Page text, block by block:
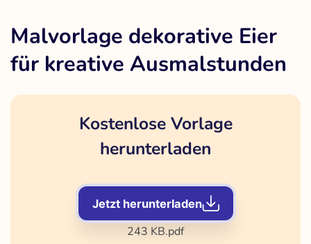
Malvorlage dekorative Eier
für kreative Ausmalstunden
Kostenlose Vorlage
herunterladen
Jetzt herunterladen
243 KB.pdf